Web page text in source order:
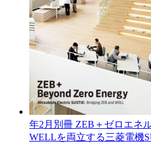
年2月別冊 ZEB＋ゼロエネ
WELLを両立する三菱電機